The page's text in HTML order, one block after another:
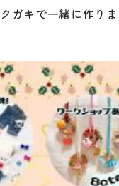
ガキで一緒に作り